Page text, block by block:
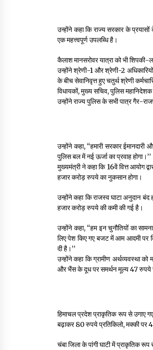
उन्होंने कहा कि राज्य सरकार के
एक महत्त्वपूर्ण उपलब्धि है।
कैलाश मानसरोवर यात्रा को भी
उन्होंने श्रेणी-1 और श्रेणी-2
के बीच सेवानिवृत्त हुए चतुर्थ श्रेणी
विधायकों, मुख्य सचिव, पुलिस
उन्होंने राज्य पुलिस के सभी पात्र गैर-
उन्होंने कहा, ‘‘हमारी सरकार
पुलिस बल में नई ऊर्जा का प्रवाह होगा।’’
मुख्यमंत्री ने कहा कि 16वें वित्त आयोग
हजार करोड़ रुपये का नुकसान होगा।
उन्होंने कहा कि राजस्व घाटा अनुदान
हजार करोड़ रुपये की कमी की गई है।
उन्होंने कहा, ‘‘हम इन चुनौतियों का
लिए पेश किए गए बजट में आम आदमी पर
दी है।’’
उन्होंने कहा कि ग्रामीण अर्थव्यवस्था
और भैंस के दूध पर समर्थन मूल्य 47 रुपये
हिमाचल प्रदेश प्राकृतिक रूप से उगाए
बढ़ाकर 80 रुपये प्रतिकिलो, मक्की
चंबा जिला के पांगी घाटी में प्राकृतिक